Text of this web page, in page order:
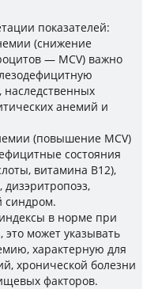
показателей:
(снижение
— MCV) важно
анемий и
(повышение MCV)
состояния
витамина B12),
синдром.
в норме при
может указывать
характерную для
хронической болезни
факторов.